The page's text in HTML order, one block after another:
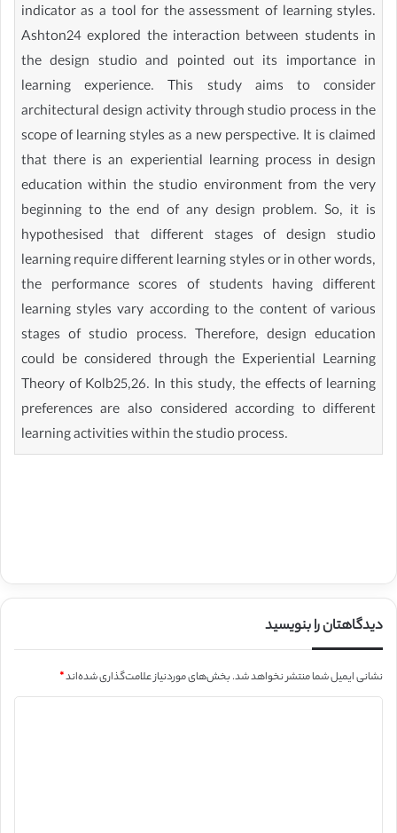
indicator as a tool for the assessment of learning styles.
Ashton24 explored the interaction between students in
the design studio and pointed out its importance in
learning experience. This study aims to consider
architectural design activity through studio process in the
scope of learning styles as a new perspective. It is claimed
that there is an experiential learning process in design
education within the studio environment from the very
beginning to the end of any design problem. So, it is
hypothesised that different stages of design studio
learning require different learning styles or in other words,
the performance scores of students having different
learning styles vary according to the content of various
stages of studio process. Therefore, design education
could be considered through the Experiential Learning
Theory of Kolb25,26. In this study, the effects of learning
preferences are also considered according to different
learning activities within the studio process.
دیدگاهتان را بنویسید
نشانی ایمیل شما منتشر نخواهد شد.بخش‌های موردنیاز علامت‌گذاری شده‌اند*